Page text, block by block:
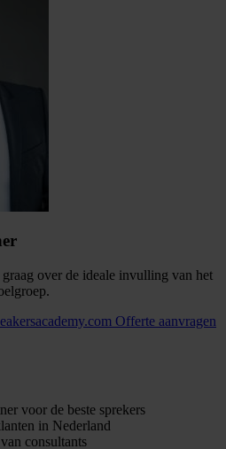
over de ideale invulling van het
Offerte aanvragen
voor de beste sprekers
in Nederland
consultants